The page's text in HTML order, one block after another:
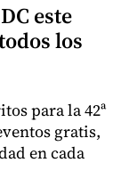
este
los
para la 42ª
gratis,
en cada